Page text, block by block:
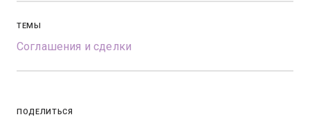
ТЕМЫ
Соглашения и сделки
ПОДЕЛИТЬСЯ